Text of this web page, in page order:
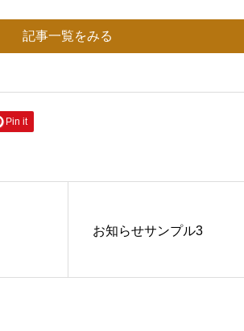
記事一覧をみる
Pin it
お知らせサンプル3